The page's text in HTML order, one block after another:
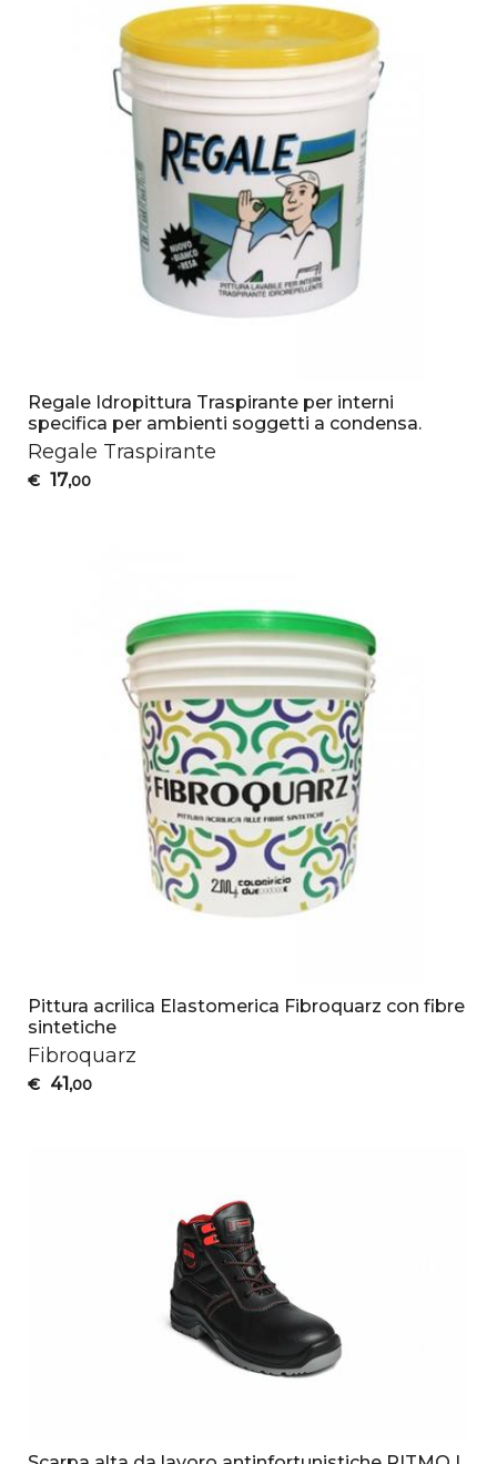
Regale Idropittura Traspirante per interni
specifica per ambienti soggetti a condensa.
Regale Traspirante
€ 17,00
Pittura acrilica Elastomerica Fibroquarz con fibre
sintetiche
Fibroquarz
€ 41,00